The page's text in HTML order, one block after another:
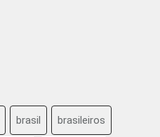
brasil brasileiros